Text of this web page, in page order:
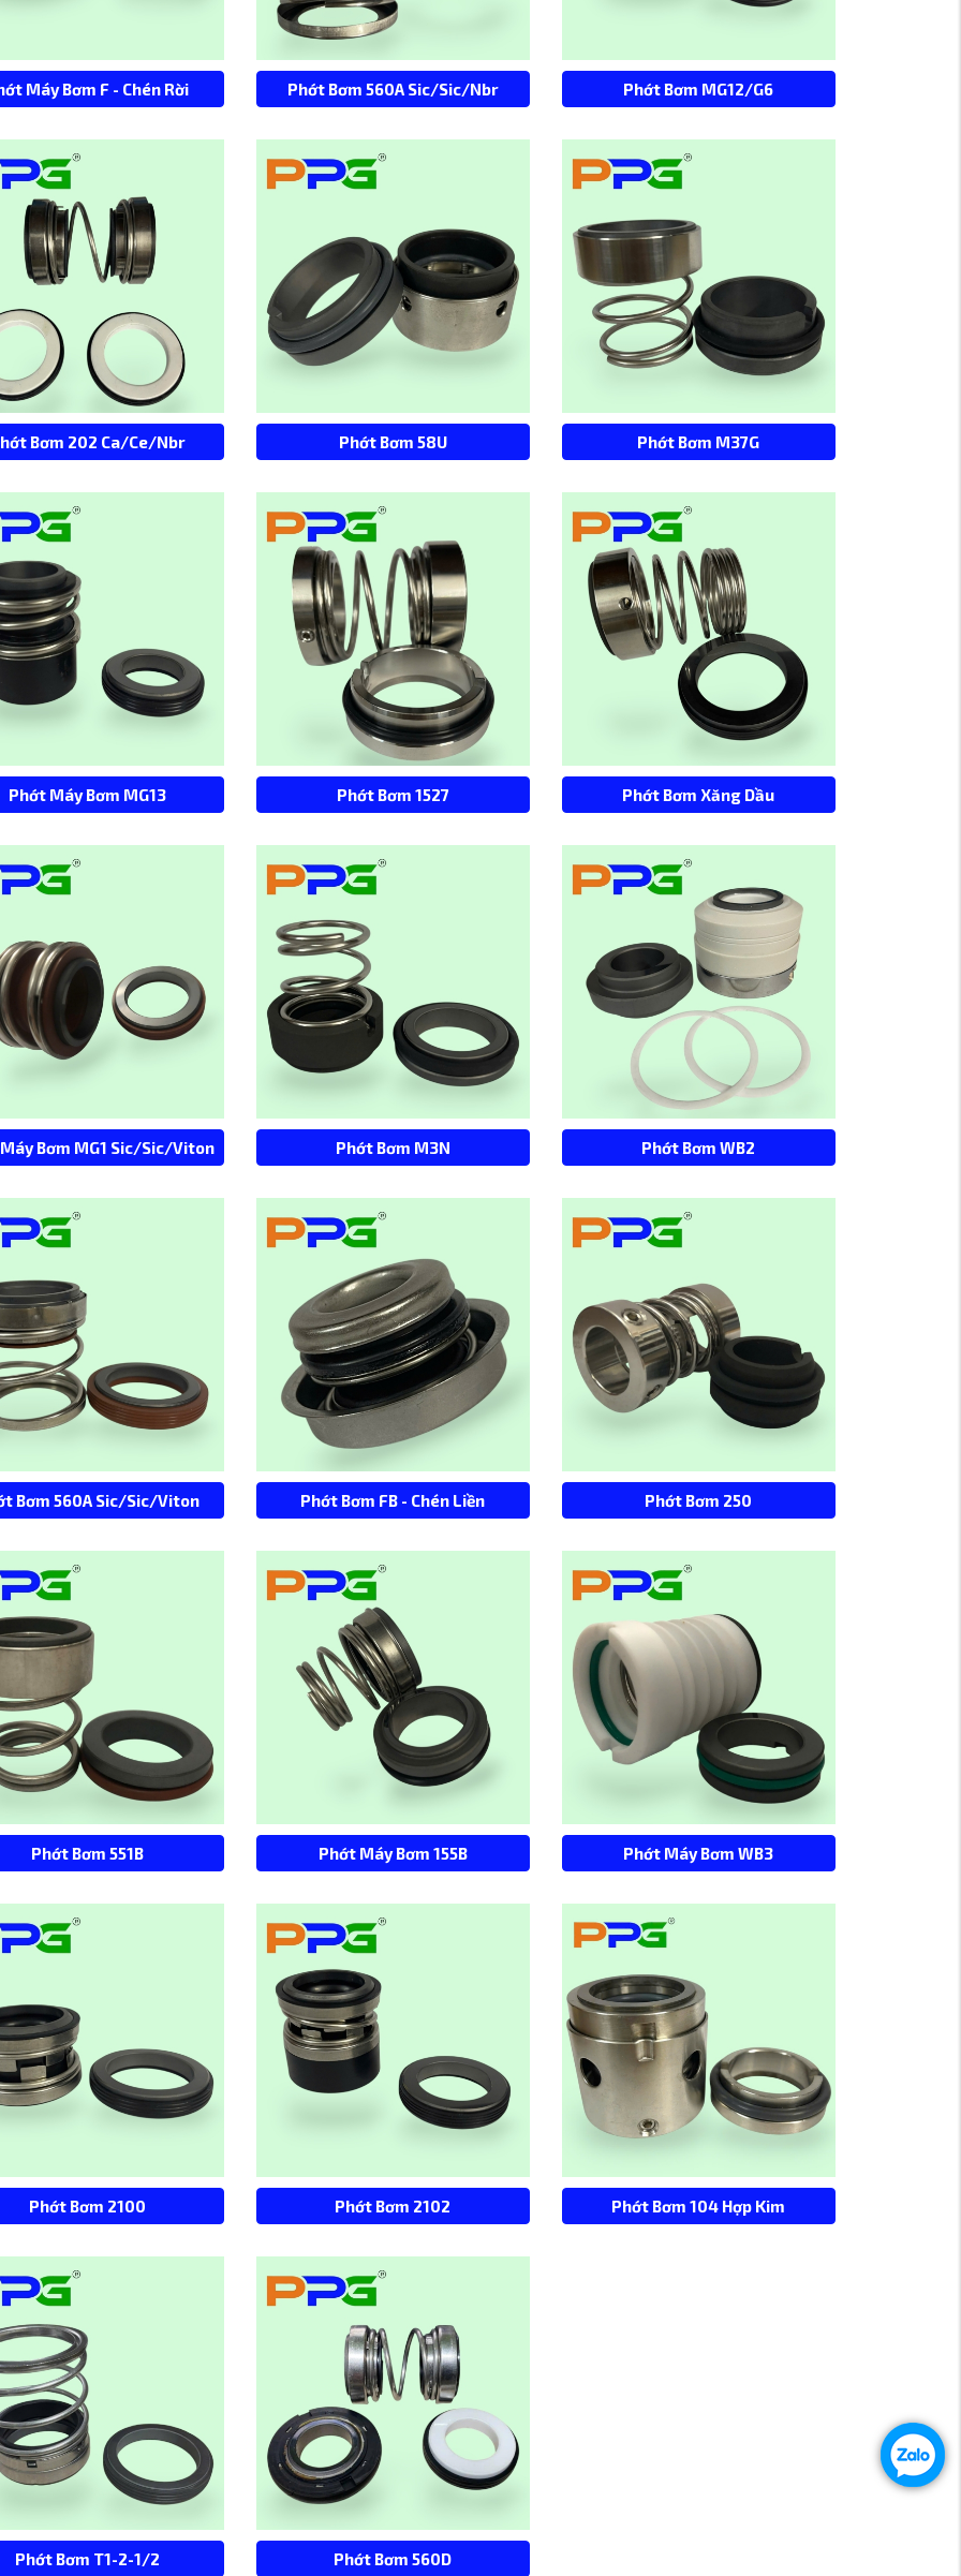
Máy Bơm F - Chén Rời Phớt Bơm 560A Sic/Sic/Nbr Phớt Bơm MG12/G6
Bơm 202 Ca/Ce/Nbr Phớt Bơm 58U Phớt Bơm M37G
Phớt Máy Bơm MG13 Phớt Bơm 1527 Phớt Bơm Xăng Dầu
Bơm MG1 Sic/Sic/Viton Phớt Bơm M3N Phớt Bơm WB2
Bơm 560A Sic/Sic/Viton Phớt Bơm FB - Chén Liền Phớt Bơm 250
Phớt Bơm 551B Phớt Máy Bơm 155B Phớt Máy Bơm WB3
Phớt Bơm 2100 Phớt Bơm 2102 Phớt Bơm 104 Hợp Kim
Phớt Bơm T1-2-1/2 Phớt Bơm 560D